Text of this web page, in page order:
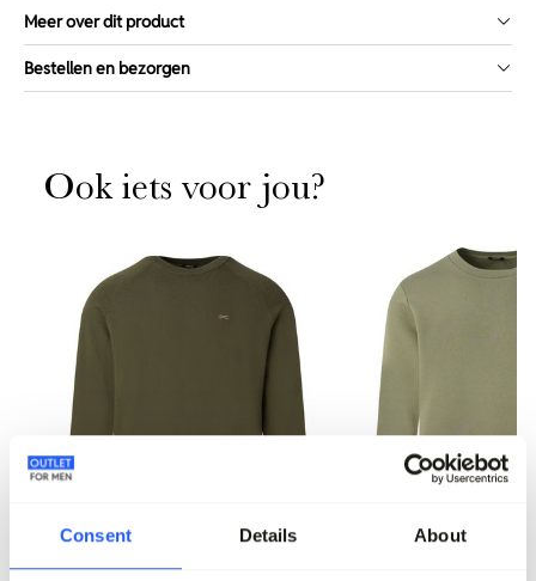
Consent Details About
Meer over dit product
Bestellen en bezorgen
Ook iets voor jou?